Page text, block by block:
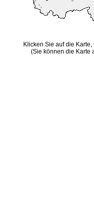
Klicken Sie auf die
(Sie können die Karte